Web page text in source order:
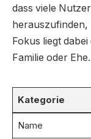
dass viele
herauszufinden,
Fokus liegt
Familie oder Ehe.
Kategorie
Name